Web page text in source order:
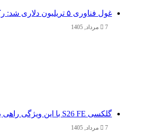
غول فناوری ۵ تریلیون دلاری شد: رکورد شکنی اپل
7 مرداد, 1405
گلکسی S26 FE با این ویژگی راهی بازار می شود
7 مرداد, 1405